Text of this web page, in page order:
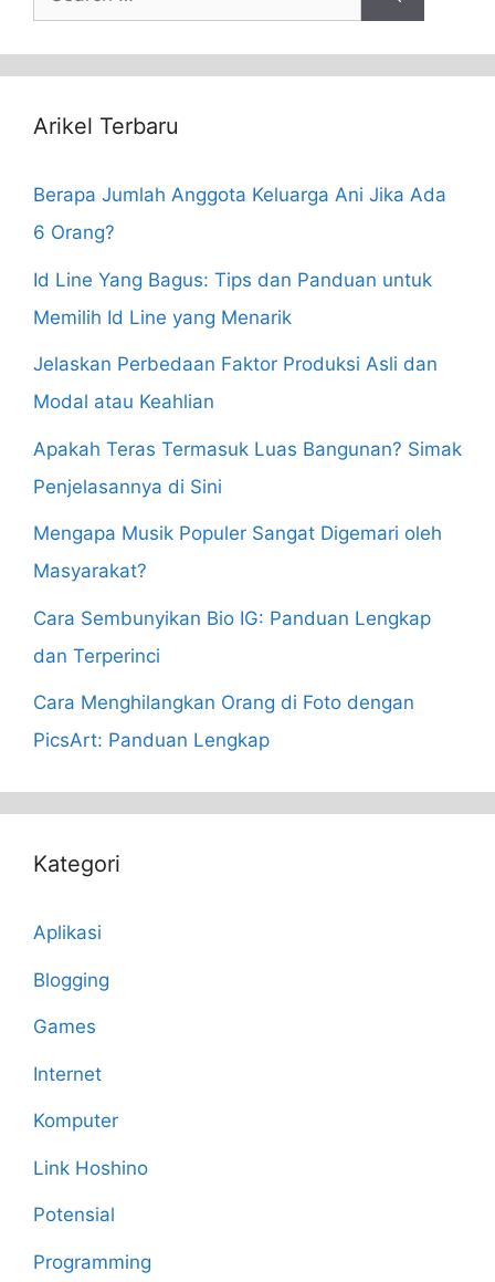
for:
Arikel Terbaru
Berapa Jumlah Anggota Keluarga Ani Jika Ada
6 Orang?
Id Line Yang Bagus: Tips dan Panduan untuk
Memilih Id Line yang Menarik
Jelaskan Perbedaan Faktor Produksi Asli dan
Modal atau Keahlian
Apakah Teras Termasuk Luas Bangunan? Simak
Penjelasannya di Sini
Mengapa Musik Populer Sangat Digemari oleh
Masyarakat?
Cara Sembunyikan Bio IG: Panduan Lengkap
dan Terperinci
Cara Menghilangkan Orang di Foto dengan
PicsArt: Panduan Lengkap
Kategori
Aplikasi
Blogging
Games
Internet
Komputer
Link Hoshino
Potensial
Programming